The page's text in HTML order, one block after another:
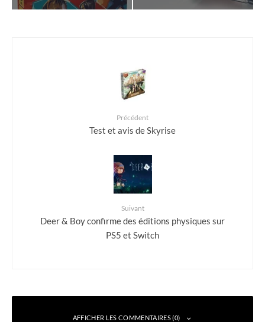
Précédent
Test et avis de Skyrise
Suivant
Deer & Boy confirme des éditions physiques sur
PS5 et Switch
AFFICHER LES COMMENTAIRES (0)